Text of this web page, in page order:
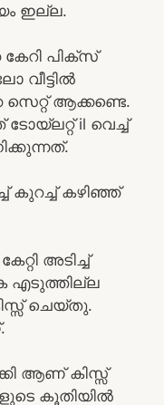
ഇല്ല.
പിക്സ്
വീട്ടിൽ
ആക്കണ്ടെ.
il വെച്ച്
കുറച്ച് കഴിഞ്ഞ്
അടിച്ച്
എടുത്തില്ല
ചെയ്തു.
ആണ് കിസ്സ്
കൂതിയിൽ